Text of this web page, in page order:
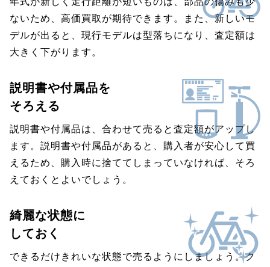
ないため、高価買取が期待できます。また、新しいモ
デルが出ると、現行モデルは型落ちになり、査定額は
大きく下がります。
説明書や付属品を
そろえる
説明書や付属品は、合わせて売ると査定額がアップし
ます。説明書や付属品があると、購入者が安心して買
えるため、購入時に捨ててしまっていなければ、そろ
えておくとよいでしょう。
綺麗な状態に
しておく
できるだけきれいな状態で売るようにしましょう。ク